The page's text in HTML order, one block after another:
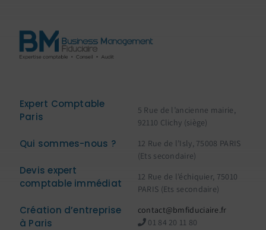
Expert Comptable
Paris
Qui sommes-nous ?
Devis expert
comptable immédiat
Création d’entreprise
à Paris
5 Rue de l’ancienne mairie,
92110 Clichy (siège)
12 Rue de l’Isly, 75008 PARIS
(Ets secondaire)
12 Rue de l’échiquier, 75010
PARIS (Ets secondaire)
contact@bmfiduciaire.fr
01 84 20 11 80